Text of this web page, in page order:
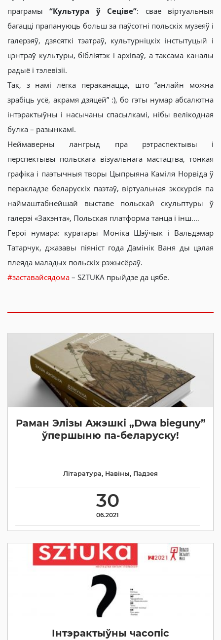
праграмы“Культура ў Сеціве”: свае віртуальныя
багацці прапануюць больш за паўсотні польскіх музеяў і
галерэяў, дзясяткі тэатраў, культурніцкіх інстытуцый і
цэнтраў культуры, бібліятэк і архіваў, а таксама каналы
радыё і тэлевізіі.
Так, з намі лёгка пераканацца, што “анлайн можна
зрабіць усё, акрамя дзяцей” :), бо гэты нумар абсалютна
інтэрактыўны і насычаны спасылкамі, нібы велікодная
булка – разынкамі.
Неймаверны лангрыд пра рэтраспектывы і
перспектывы польскага візуальнага мастацтва, тонкая
графіка і паэтычныя творы Цыпрыяна Каміля Норвіда ў
перакладзе беларускіх паэтаў, віртуальная экскурсія па
наймаштабнейшай выставе польскай скульптуры ў
галерэі «Захэнта», Польская платформа танца і інш.…
Героі нумара: куратары Моніка Шэўчык і Вальдэмар
Татарчук, джазавы піяніст года Дамінік Ваня ды цэлая
плеяда маладых польскіх рэжысёраў.
#заставайсядома – SZTUKA прыйдзе да цябе.
Раман Элізы Ажэшкі „Dwa bieguny”
ўпершыню па-беларуску!
30
06.2021
Літаратура, Навіны, Падзея
Інтэрактыўны часопіс